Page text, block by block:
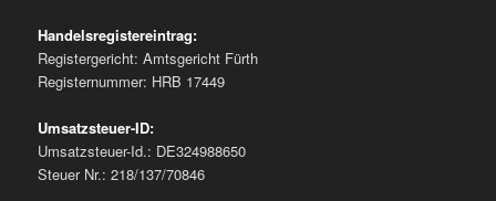
Handelsregistereintrag:
Registergericht: Amtsgericht Fürth
Registernummer: HRB 17449
Umsatzsteuer-ID:
Umsatzsteuer-Id.: DE324988650
Steuer Nr.: 218/137/70846